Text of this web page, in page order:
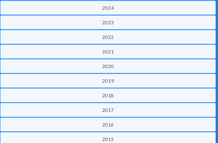
2024
2023
2022
2021
2020
2019
2018
2017
2016
2015